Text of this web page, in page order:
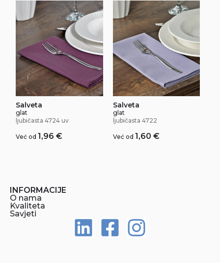
Salveta
glat
ljubičasta 4724 uv
Već od 1,96€
Salveta
glat
ljubičasta 4722
Već od 1,60 €
INFORMACIJE
O nama
Kvaliteta
Savjeti